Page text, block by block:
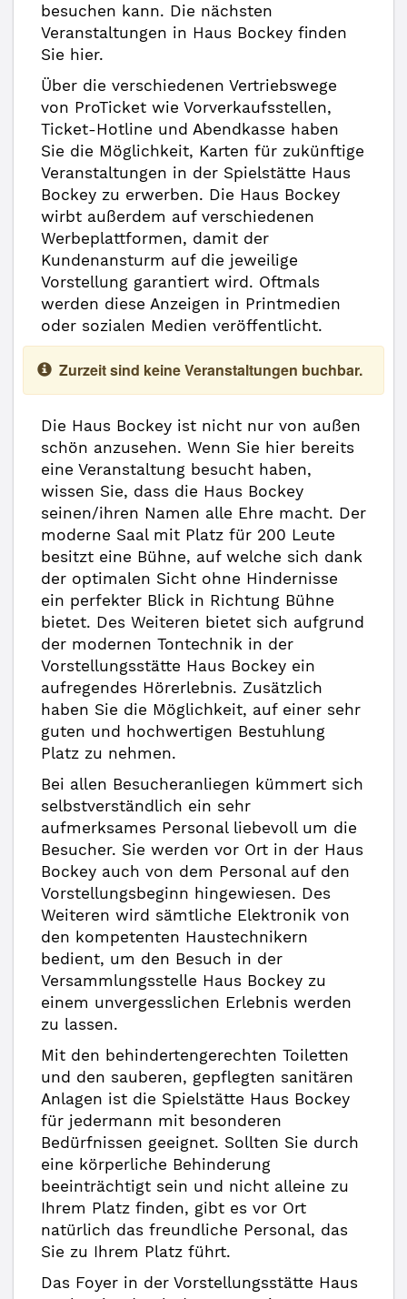
besuchen kann. Die nächsten
Veranstaltungen in Haus Bockey finden
Sie hier.
Über die verschiedenen Vertriebswege
von ProTicket wie Vorverkaufsstellen,
Ticket-Hotline und Abendkasse haben
Sie die Möglichkeit, Karten für zukünftige
Veranstaltungen in der Spielstätte Haus
Bockey zu erwerben. Die Haus Bockey
wirbt außerdem auf verschiedenen
Werbeplattformen, damit der
Kundenansturm auf die jeweilige
Vorstellung garantiert wird. Oftmals
werden diese Anzeigen in Printmedien
oder sozialen Medien veröffentlicht.
Zurzeit sind keine Veranstaltungen buchbar.
Die Haus Bockey ist nicht nur von außen
schön anzusehen. Wenn Sie hier bereits
eine Veranstaltung besucht haben,
wissen Sie, dass die Haus Bockey
seinen/ihren Namen alle Ehre macht. Der
moderne Saal mit Platz für 200 Leute
besitzt eine Bühne, auf welche sich dank
der optimalen Sicht ohne Hindernisse
ein perfekter Blick in Richtung Bühne
bietet. Des Weiteren bietet sich aufgrund
der modernen Tontechnik in der
Vorstellungsstätte Haus Bockey ein
aufregendes Hörerlebnis. Zusätzlich
haben Sie die Möglichkeit, auf einer sehr
guten und hochwertigen Bestuhlung
Platz zu nehmen.
Bei allen Besucheranliegen kümmert sich
selbstverständlich ein sehr
aufmerksames Personal liebevoll um die
Besucher. Sie werden vor Ort in der Haus
Bockey auch von dem Personal auf den
Vorstellungsbeginn hingewiesen. Des
Weiteren wird sämtliche Elektronik von
den kompetenten Haustechnikern
bedient, um den Besuch in der
Versammlungsstelle Haus Bockey zu
einem unvergesslichen Erlebnis werden
zu lassen.
Mit den behindertengerechten Toiletten
und den sauberen, gepflegten sanitären
Anlagen ist die Spielstätte Haus Bockey
für jedermann mit besonderen
Bedürfnissen geeignet. Sollten Sie durch
eine körperliche Behinderung
beeinträchtigt sein und nicht alleine zu
Ihrem Platz finden, gibt es vor Ort
natürlich das freundliche Personal, das
Sie zu Ihrem Platz führt.
Das Foyer in der Vorstellungsstätte Haus